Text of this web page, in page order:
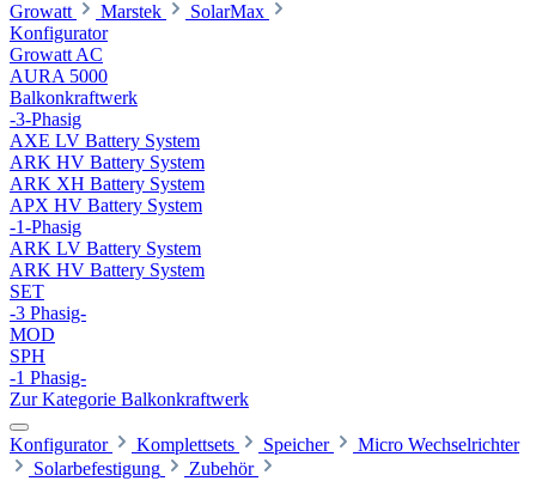
Growatt Marstek
SolarMax
Konfigurator
Growatt AC
AURA 5000
Balkonkraftwerk
-3-Phasig
AXE LV Battery System
ARK HV Battery System
ARK XH Battery System
APX HV Battery System
-1-Phasig
ARK LV Battery System
ARK HV Battery System
SET
-3 Phasig-
MOD
SPH
-1 Phasig-
Zur Kategorie Balkonkraftwerk
Konfigurator Komplettsets Speicher
Micro Wechselrichter
Solarbefestigung
Zubehör